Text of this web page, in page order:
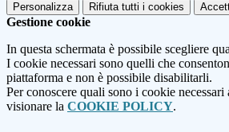
Personalizza Rifiuta tutti i cookies
Gestione cookie
In questa schermata è possibile scegliere
I cookie necessari sono quelli che
piattaforma e non è possibile disabilitarli.
Per conoscere quali sono i cookie
visionare la COOKIE POLICY.